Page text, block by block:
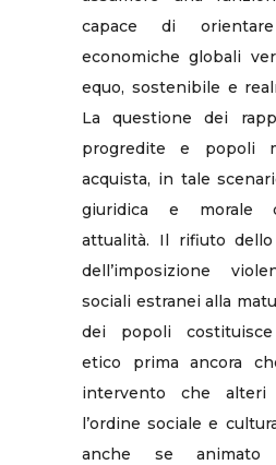
capace di
economiche globali
equo, sostenibile e
La questione dei
progredite e popoli
acquista, in tale
giuridica e morale
attualità. Il rifiuto
dell’imposizione
sociali estranei alla
dei popoli
etico prima ancora
intervento che alteri
l’ordine sociale e
anche se animato